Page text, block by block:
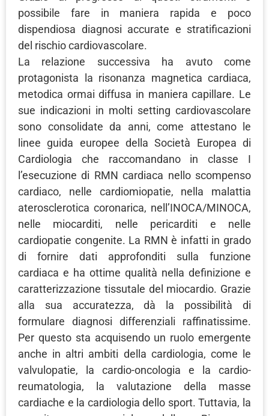
possibile fare in maniera rapida e poco
dispendiosa diagnosi accurate e stratificazioni
del rischio cardiovascolare.
La relazione successiva ha avuto come
protagonista la risonanza magnetica cardiaca,
metodica ormai diffusa in maniera capillare. Le
sue indicazioni in molti setting cardiovascolare
sono consolidate da anni, come attestano le
linee guida europee della Società Europea di
Cardiologia che raccomandano in classe I
l’esecuzione di RMN cardiaca nello scompenso
cardiaco, nelle cardiomiopatie, nella malattia
aterosclerotica coronarica, nell’INOCA/MINOCA,
nelle miocarditi, nelle pericarditi e nelle
cardiopatie congenite. La RMN è infatti in grado
di fornire dati approfonditi sulla funzione
cardiaca e ha ottime qualità nella definizione e
caratterizzazione tissutale del miocardio. Grazie
alla sua accuratezza, dà la possibilità di
formulare diagnosi differenziali raffinatissime.
Per questo sta acquisendo un ruolo emergente
anche in altri ambiti della cardiologia, come le
valvulopatie, la cardio-oncologia e la cardio-
reumatologia, la valutazione della masse
cardiache e la cardiologia dello sport. Tuttavia, la